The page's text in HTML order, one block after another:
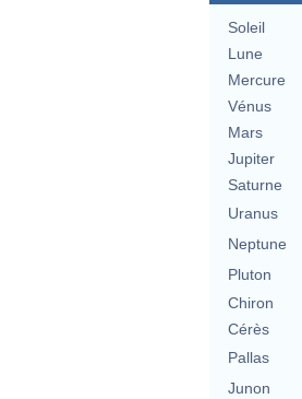
Soleil
Lune
Mercure
Vénus
Mars
Jupiter
Saturne
Uranus
Neptune
Pluton
Chiron
Cérès
Pallas
Junon